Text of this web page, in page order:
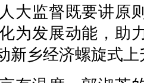
大监督既要讲原
为发展动能，助
新乡经济螺旋式上